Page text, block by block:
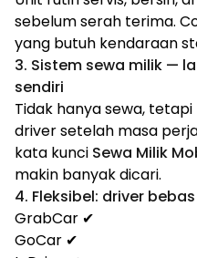
sebelum serah terima.
yang butuh kendaraan
3. Sistem sewa milik —
sendiri
Tidak hanya sewa,
driver setelah masa
kata kunci Sewa Milik
makin banyak dicari.
4. Fleksibel: driver
GrabCar ✔
GoCar ✔